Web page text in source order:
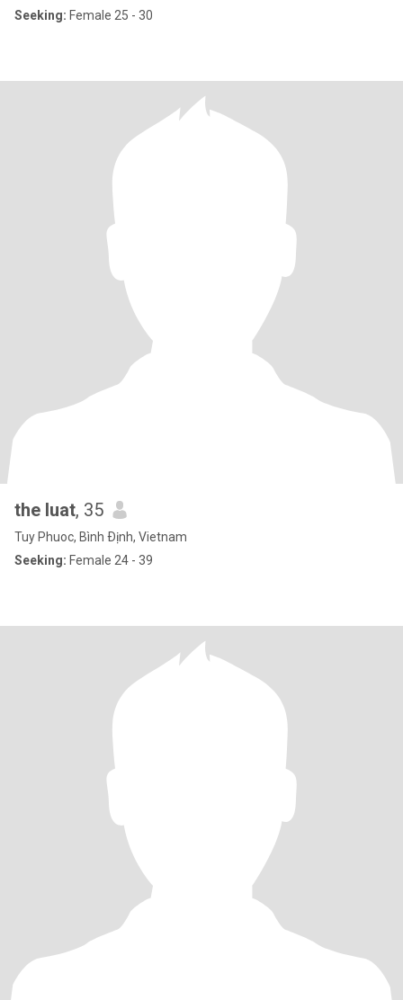
Seeking: Female 25 - 30
the luat, 35
Tuy Phuoc, Bình Ðịnh, Vietnam
Seeking: Female 24 - 39